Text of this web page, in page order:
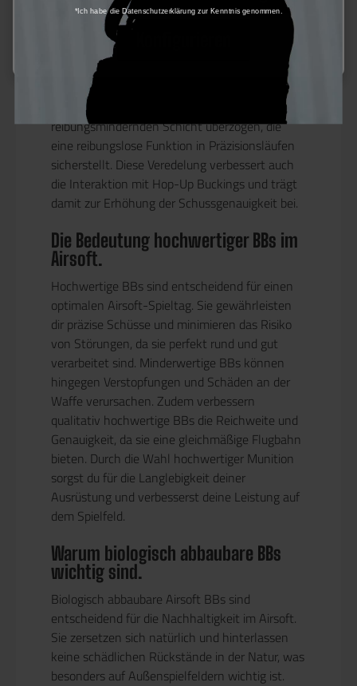
Leistung
Jede BB von Specna Arms® wird in der
Endphase der Produktion sorgfältig
hochglanzpoliert. Diese BBs werden
anschließend mit einer speziellen,
reibungsmindernden Schicht überzogen, die
eine reibungslose Funktion in Präzisionsläufen
sicherstellt. Diese Veredelung verbessert auch
die Interaktion mit Hop-Up Buckings und trägt
damit zur Erhöhung der Schussgenauigkeit bei.
Die Bedeutung hochwertiger BBs im
Airsoft.
Hochwertige BBs sind entscheidend für einen
optimalen Airsoft-Spieltag. Sie gewährleisten
dir präzise Schüsse und minimieren das Risiko
von Störungen, da sie perfekt rund und gut
verarbeitet sind. Minderwertige BBs können
hingegen Verstopfungen und Schäden an der
Waffe verursachen. Zudem verbessern
qualitativ hochwertige BBs die Reichweite und
Genauigkeit, da sie eine gleichmäßige Flugbahn
bieten. Durch die Wahl hochwertiger Munition
sorgst du für die Langlebigkeit deiner
Ausrüstung und verbesserst deine Leistung auf
dem Spielfeld.
Warum biologisch abbaubare BBs
wichtig sind.
Biologisch abbaubare Airsoft BBs sind
entscheidend für die Nachhaltigkeit im Airsoft.
Sie zersetzen sich natürlich und hinterlassen
keine schädlichen Rückstände in der Natur, was
besonders auf Außenspielfeldern wichtig ist.
*Ich habe die Datenschutzerklärung zur Kenntnis genommen.